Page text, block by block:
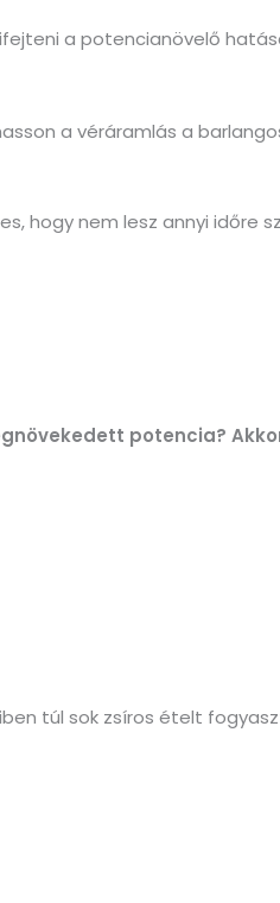
a potencianövelő
a véráramlás a
hogy nem lesz annyi időre
potencia?
túl sok zsíros ételt